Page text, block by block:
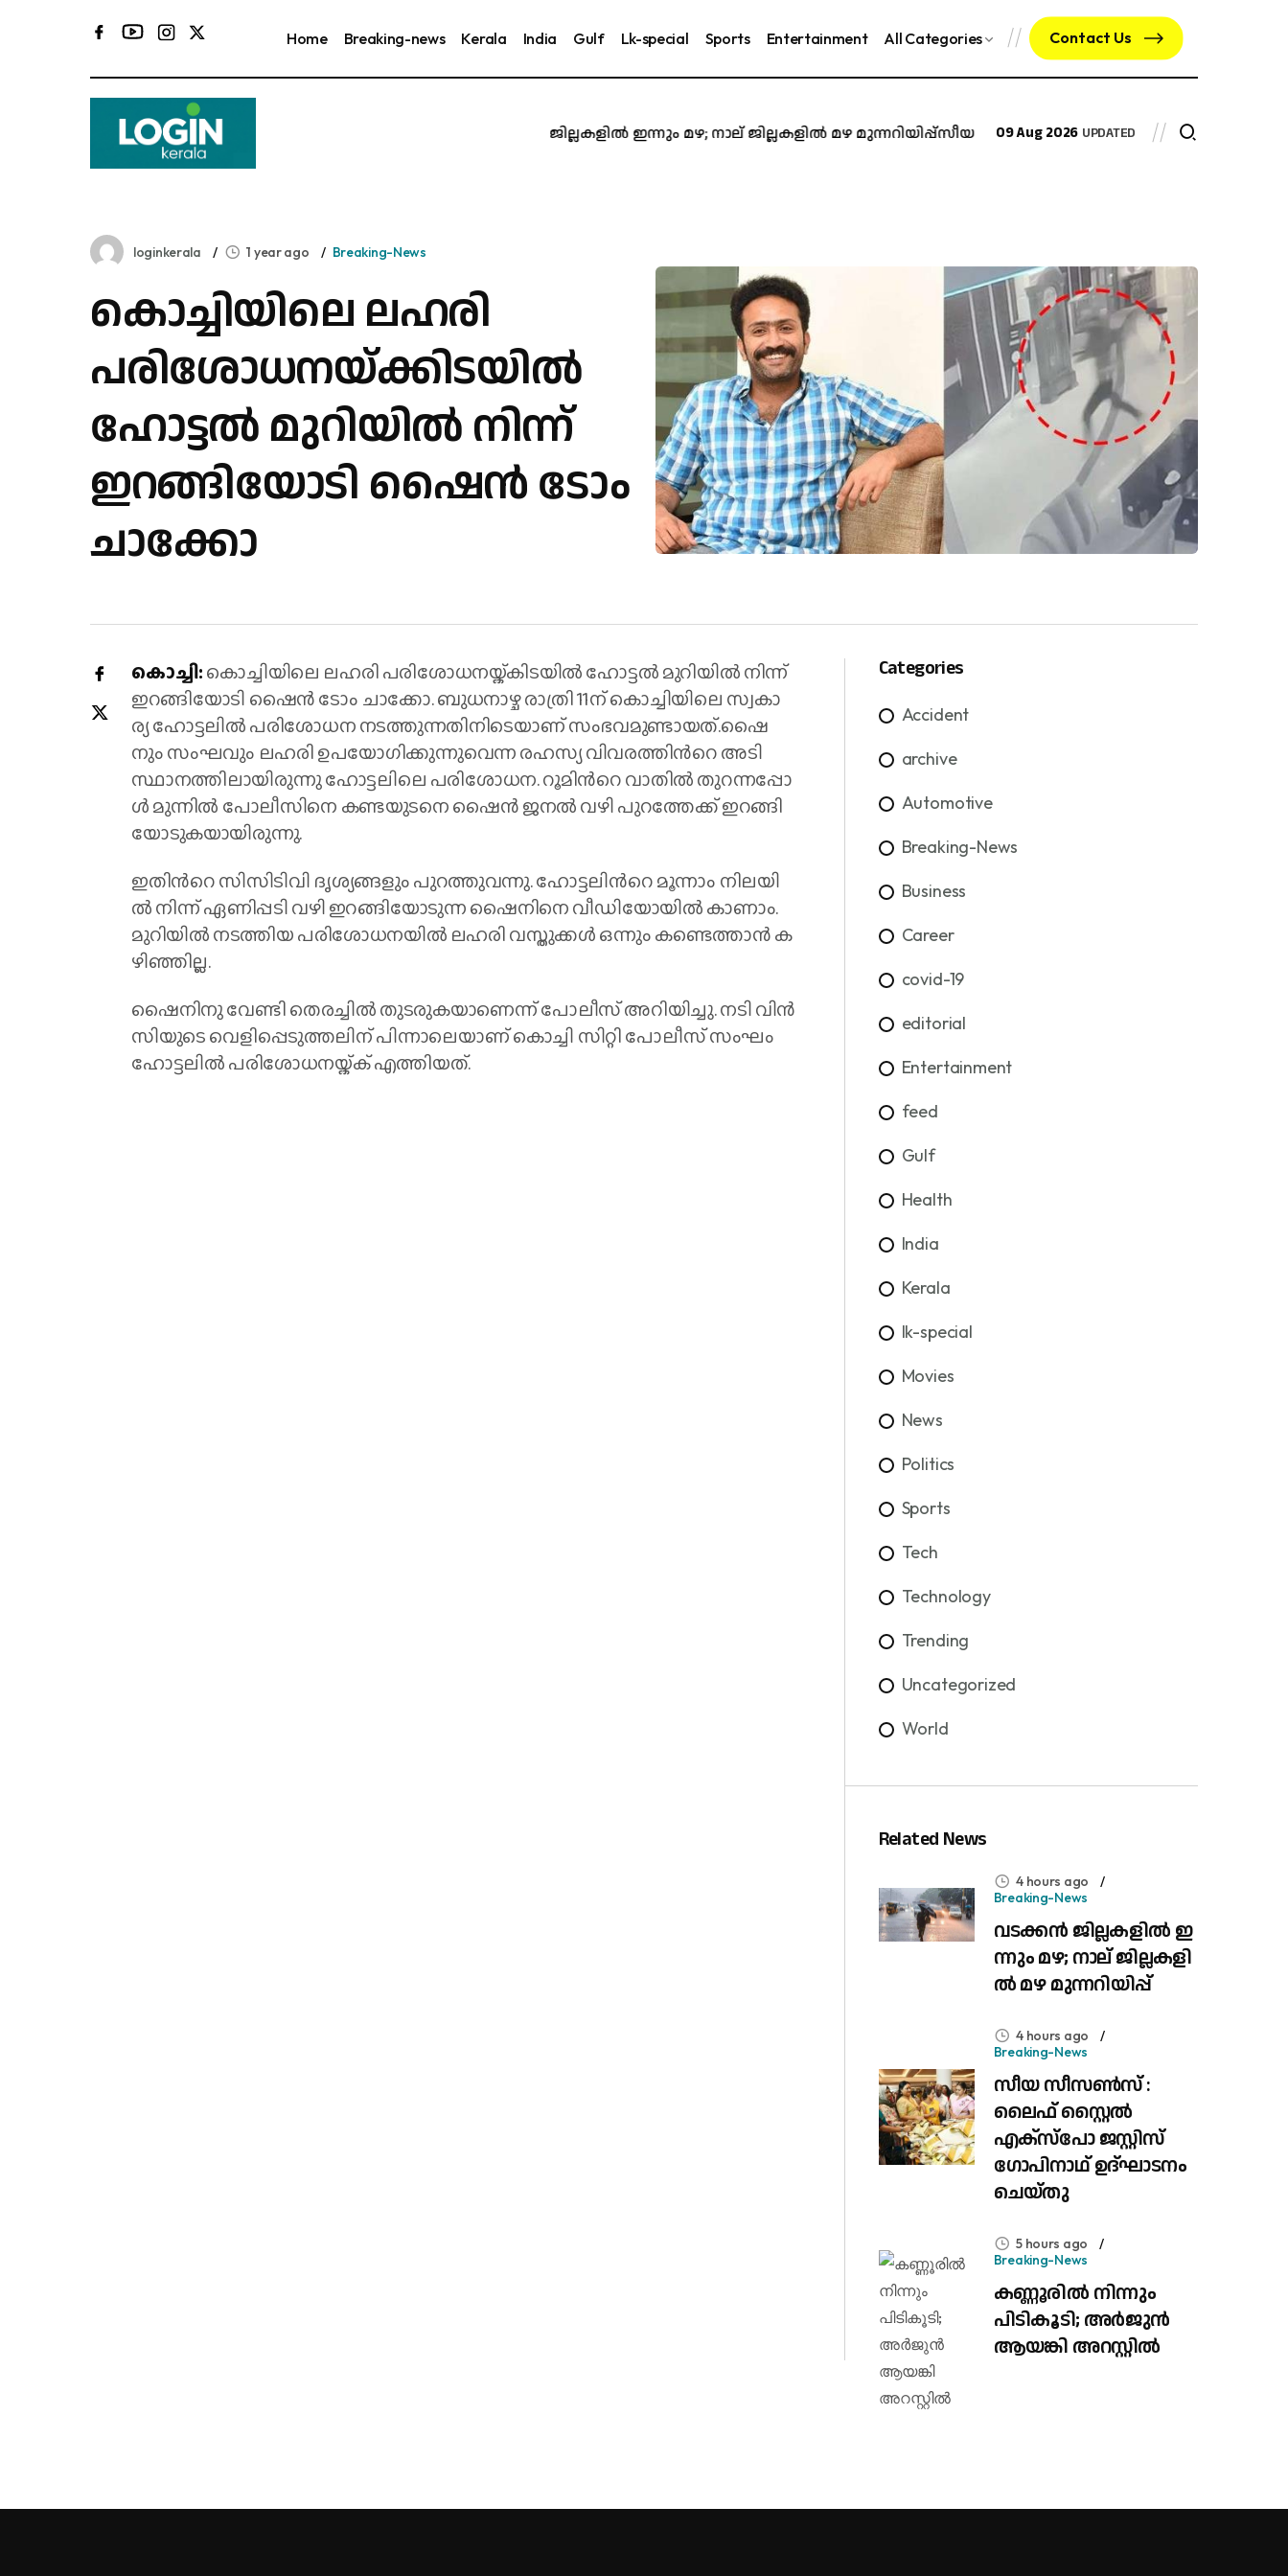
Home Breaking-news Kerala India Gulf Lk-special Sports Entertainment All Categories Contact Us
വ​ട​ക്ക​ൻ ജി​ല്ല​ക​ളി​ൽ ഇ​ന്നും മ​ഴ; നാ​ല് ജി​ല്ല​ക​ളി​ൽ മ​ഴ മു​ന്ന​റി​യി​പ്പ്സീയ സീസൺസ് : ലൈഫ് സ്റ്റൈൽ എക്സ്പോ
09 Aug 2026 UPDATED
loginkerala 1 year ago Breaking-News
കൊച്ചിയിലെ ​ലഹരി
പരിശോധനയ്ക്കിടയിൽ
ഹോട്ടൽ മുറിയിൽ നിന്ന്
ഇറങ്ങിയോടി ഷൈൻ ടോം
ചാക്കോ
കൊച്ചി:കൊച്ചിയിലെ ​ലഹരി പരിശോധനയ്ക്കിടയിൽ ഹോട്ടൽ മുറിയിൽ നിന്ന്
ഇറങ്ങിയോടി ഷൈൻ ടോം ചാക്കോ. ബു​ധ​നാ​ഴ്ച രാ​ത്രി 11ന് ​കൊ​ച്ചി​യി​ലെ സ്വ​കാ​
ര്യ ഹോ​ട്ട​ലി​ൽ പ​രി​ശോ​ധ​ന ന​ട​ത്തു​ന്ന​തി​നി​ടെ​യാ​ണ് സം​ഭ​വ​മു​ണ്ടാ​യ​ത്.ഷൈ​
നും സം​ഘ​വും ല​ഹ​രി ഉ​പ​യോ​ഗി​ക്കു​ന്നു​വെ​ന്ന ര​ഹ​സ്യ വി​വ​ര​ത്തി​ന്‍റെ അ​ടി​
സ്ഥാ​ന​ത്തി​ലാ​യി​രു​ന്നു ഹോ​ട്ട​ലി​ലെ പ​രി​ശോ​ധ​ന. റൂ​മി​ന്‍റെ വാ​തി​ല്‍ തു​റ​ന്ന​പ്പോ​
ള്‍ മു​ന്നി​ല്‍ പോ​ലീ​സി​നെ ക​ണ്ട​യു​ട​നെ ഷൈ​ന്‍ ജ​ന​ല്‍ വ​ഴി പു​റ​ത്തേ​ക്ക് ഇ​റ​ങ്ങി​
യോ​ടു​ക​യാ​യി​രു​ന്നു.
ഇ​തി​ന്‍റെ സി​സി​ടി​വി ദൃ​ശ്യ​ങ്ങ​ളും പു​റ​ത്തു​വ​ന്നു. ഹോ​ട്ട​ലി​ന്‍റെ മൂ​ന്നാം നി​ല​യി​
ല്‍ നി​ന്ന് ഏ​ണി​പ്പ​ടി വ​ഴി ഇ​റ​ങ്ങി​യോ​ടു​ന്ന ഷൈ​നി​നെ വീ​ഡി​യോ​യി​ല്‍ കാ​ണാം.
മു​റി​യി​ൽ ന​ട​ത്തി​യ പ​രി​ശോ​ധ​ന​യി​ൽ ല​ഹ​രി വ​സ്തു​ക്ക​ൾ ഒ​ന്നും ക​ണ്ടെ​ത്താ​ൻ ക​
ഴി​ഞ്ഞി​ല്ല.
ഷൈ​നി​നു വേ​ണ്ടി തെ​ര​ച്ചി​ൽ തു​ട​രു​ക​യാ​ണെ​ന്ന് പോ​ലീ​സ് അ​റി​യി​ച്ചു. ന​ടി വി​ന്‍​
സി​യു​ടെ വെ​ളി​പ്പെ​ടു​ത്ത​ലി​ന് പി​ന്നാ​ലെ​യാ​ണ് കൊ​ച്ചി സി​റ്റി പോ​ലീ​സ് സം​ഘം
ഹോ​ട്ട​ലി​ല്‍ പ​രി​ശോ​ധ​ന​യ്ക്ക് എ​ത്തി​യ​ത്.
Categories
Accident
archive
Automotive
Breaking-News
Business
Career
covid-19
editorial
Entertainment
feed
Gulf
Health
India
Kerala
lk-special
Movies
News
Politics
Sports
Tech
Technology
Trending
Uncategorized
World
Related News
4 hours ago
Breaking-News
വ​ട​ക്ക​ൻ ജി​ല്ല​ക​ളി​ൽ ഇ​
ന്നും മ​ഴ; നാ​ല് ജി​ല്ല​ക​ളി​
ൽ മ​ഴ മു​ന്ന​റി​യി​പ്പ്
4 hours ago
Breaking-News
സീയ സീസൺസ് :
ലൈഫ് സ്റ്റൈൽ
എക്സ്പോ ജസ്റ്റിസ്
ഗോപിനാഥ് ഉദ്‌ഘാടനം
ചെയ്തു
5 hours ago
Breaking-News
കണ്ണൂരിൽ നിന്നും
പിടികൂടി; അർജുൻ
ആയങ്കി അറസ്റ്റിൽ